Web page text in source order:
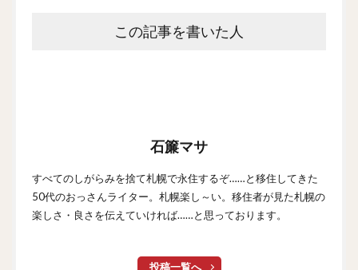
この記事を書いた人
石簾マサ
すべてのしがらみを捨て札幌で永住するぞ……と移住してきた
50代のおっさんライター。札幌楽し～い。移住者が見た札幌の
楽しさ・良さを伝えていければ……と思っております。
投稿一覧へ